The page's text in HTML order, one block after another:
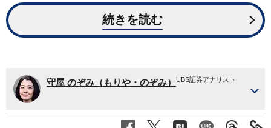
続きを読む
守屋 のぞみ（もりや・のぞみ） UBS証券アナリスト